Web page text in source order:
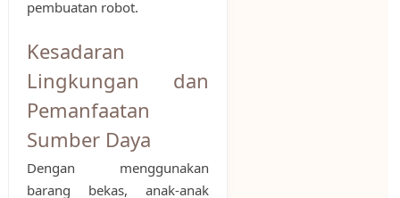
pembuatan robot.
Kesadaran
Lingkungan dan
Pemanfaatan
Sumber Daya
Dengan menggunakan
barang bekas, anak-anak